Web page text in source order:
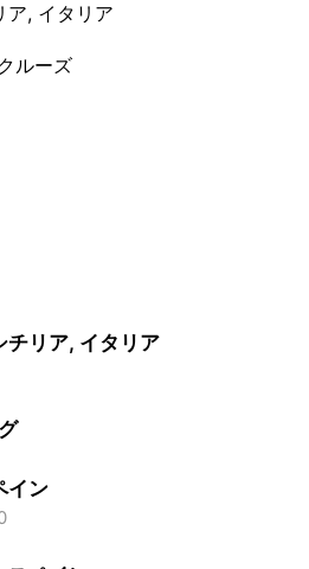
ア, イタリア
ルーズ
チリア, イタリア
イン